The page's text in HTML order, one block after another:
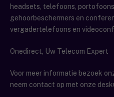
headsets, telefoons,
gehoorbeschermers en
vergadertelefoons en
Onedirect, Uw Telecom Expert
Voor meer informatie bezoek
neem contact op met onze